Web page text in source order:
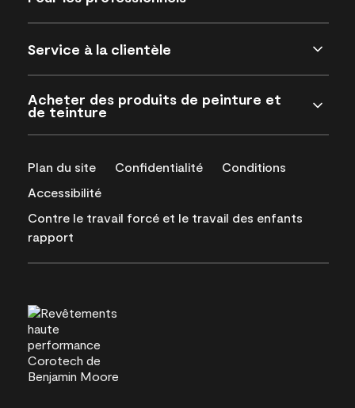
Service à la clientèle
Acheter des produits de peinture et
de teinture
Plan du site Confidentialité
Conditions
Accessibilité
Contre le travail forcé et le travail des enfants
rapport